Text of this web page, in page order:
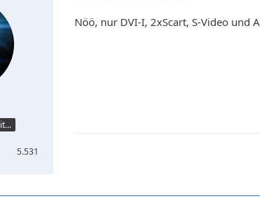
5.531
Nöö, nur DVI-I, 2xScart, S-Video und